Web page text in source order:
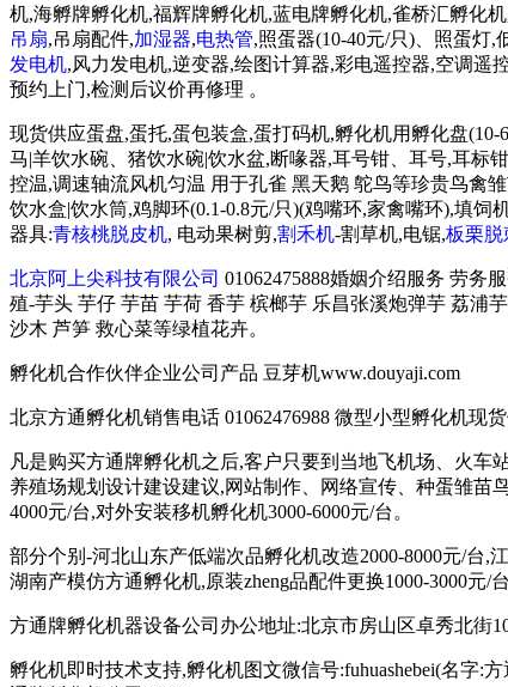
机,海孵牌孵化机,福辉牌孵化机,蓝电牌孵化机,雀桥汇孵化
吊扇,吊扇配件,加湿器,电热管,照蛋器(10-40元/只)、照蛋灯
发电机,风力发电机,逆变器,绘图计算器,彩电遥控器,空调遥
预约上门,检测后议价再修理 。
现货供应蛋盘,蛋托,蛋包装盒,蛋打码机,孵化机用孵化盘
马|羊饮水碗、猪饮水碗|饮水盆,断喙器,耳号钳、耳号,耳标
控温,调速轴流风机匀温 用于孔雀 黑天鹅 鸵鸟等珍贵鸟禽
饮水盒|饮水筒,鸡脚环(0.1-0.8元/只)(鸡嘴环,家禽嘴环),填
器具:青核桃脱皮机, 电动果树剪,割禾机-割草机,电锯,板栗脱
北京阿上尖科技有限公司 01062475888婚姻介绍服务 劳务
殖-芋头 芋仔 芋苗 芋荷 香芋 槟榔芋 乐昌张溪炮弹芋 荔浦
沙木 芦笋 救心菜等绿植花卉。
孵化机合作伙伴企业公司产品 豆芽机www.douyaji.com
北京方通孵化机销售电话 01062476988 微型小型孵化机现
凡是购买方通牌孵化机之后,客户只要到当地飞机场、火车
养殖场规划设计建设建议,网站制作、网络宣传、种蛋雏苗
4000元/台,对外安装移机孵化机3000-6000元/台。
部分个别-河北山东产低端次品孵化机改造2000-8000元/台,
湖南产模仿方通孵化机,原装zheng品配件更换1000-3000元
方通牌孵化机器设备公司办公地址:北京市房山区卓秀北街
孵化机即时技术支持,孵化机图文微信号:fuhuashebei(名字: